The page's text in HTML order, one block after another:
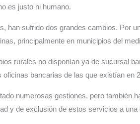
es justo ni humano.
han sufrido dos grandes cambios. Por
principalmente en municipios del
rurales no disponían ya de sucursal
bancarias de las que existían en
numerosas gestiones, pero también
y de exclusión de estos servicios a una